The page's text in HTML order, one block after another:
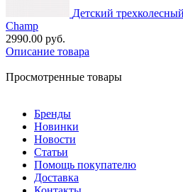
Детский
Champ
2990.00 руб.
Описание товара
Просмотренные товары
Бренды
Новинки
Новости
Статьи
Помощь покупателю
Доставка